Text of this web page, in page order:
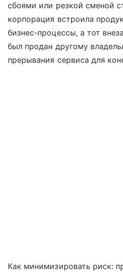
сбоями или резкой сменой
корпорация встроила
бизнес-процессы, а тот
был продан другому
прерывания сервиса для
Как минимизировать риск: